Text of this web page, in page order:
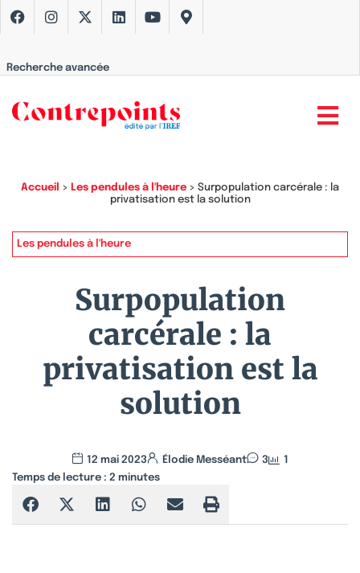
Recherche avancée
Accueil > Les pendules à l'heure > Surpopulation carcérale : la
privatisation est la solution
Les pendules à l'heure
Surpopulation
carcérale : la
privatisation est la
solution
12 mai 2023 Élodie Messéant 3
1
Temps de lecture : 2 minutes